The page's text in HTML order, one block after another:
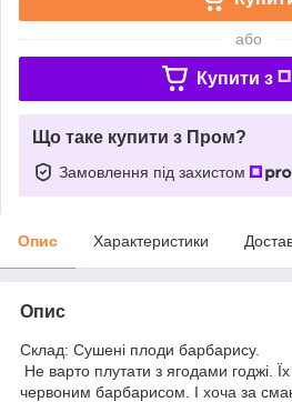
або
Купити з
Що таке купити з Пром?
Замовлення під захистом
Опис Характеристики
Опис
Склад: Сушені плоди барбарису.
Не варто плутати з ягодами годжі.
червоним барбарисом. І хоча за